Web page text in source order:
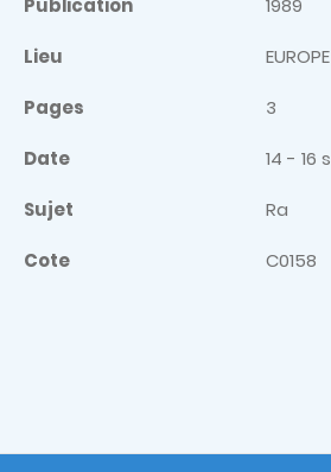
Publication 1989
Lieu EUROPE
Pages 3
Date 14 - 16 s
Sujet Ra
Cote C0158